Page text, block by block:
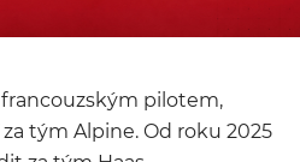
pilotem,
tým Alpine. Od roku 2025